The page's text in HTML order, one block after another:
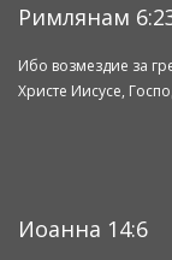
Римлянам
Ибо возмездие за
Христе Иисусе,
Иоанна 14:6